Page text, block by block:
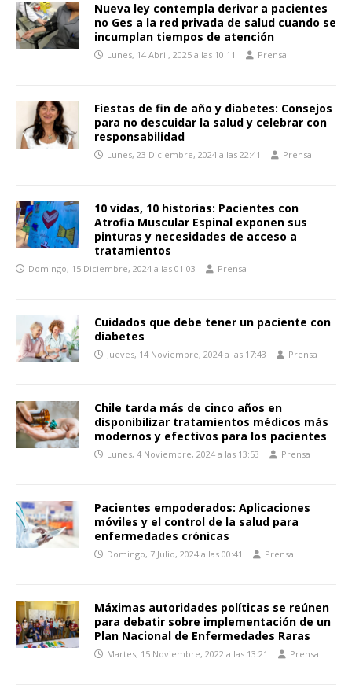
Nueva ley contempla derivar a pacientes
no Ges a la red privada de salud cuando se
incumplan tiempos de atención
Lunes, 14 Abril, 2025 a las 10:11 Prensa
Fiestas de fin de año y diabetes: Consejos
para no descuidar la salud y celebrar con
responsabilidad
Lunes, 23 Diciembre, 2024 a las 22:41 Prensa
10 vidas, 10 historias: Pacientes con
Atrofia Muscular Espinal exponen sus
pinturas y necesidades de acceso a
tratamientos
Domingo, 15 Diciembre, 2024 a las 01:03 Prensa
Cuidados que debe tener un paciente con
diabetes
Jueves, 14 Noviembre, 2024 a las 17:43 Prensa
Chile tarda más de cinco años en
disponibilizar tratamientos médicos más
modernos y efectivos para los pacientes
Lunes, 4 Noviembre, 2024 a las 13:53 Prensa
Pacientes empoderados: Aplicaciones
móviles y el control de la salud para
enfermedades crónicas
Domingo, 7 Julio, 2024 a las 00:41 Prensa
Máximas autoridades políticas se reúnen
para debatir sobre implementación de un
Plan Nacional de Enfermedades Raras
Martes, 15 Noviembre, 2022 a las 13:21 Prensa